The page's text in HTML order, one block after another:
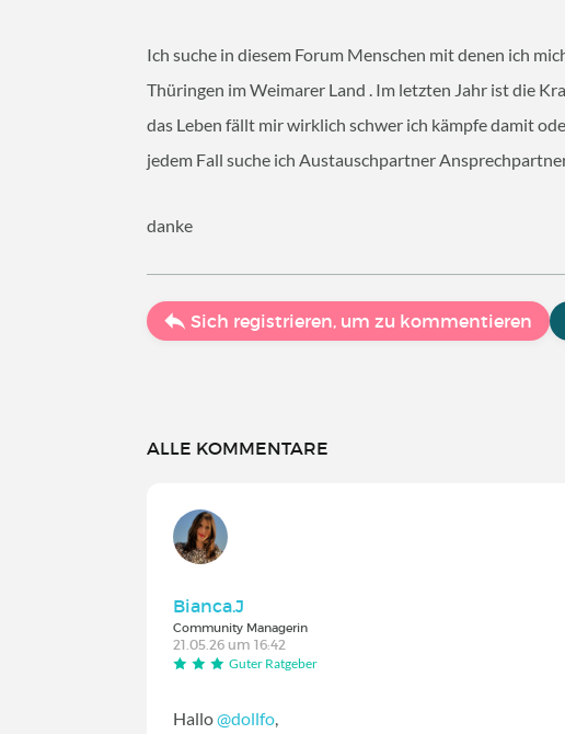
Ich suche in diesem Forum Menschen mit denen ich
Thüringen im Weimarer Land . Im letzten Jahr ist die
das Leben fällt mir wirklich schwer ich kämpfe damit
jedem Fall suche ich Austauschpartner
danke
Sich registrieren, um zu kommentieren
ALLE KOMMENTARE
Bianca.J
Community Managerin
21.05.26 um 16:42
Guter Ratgeber
Hallo@dollfo,